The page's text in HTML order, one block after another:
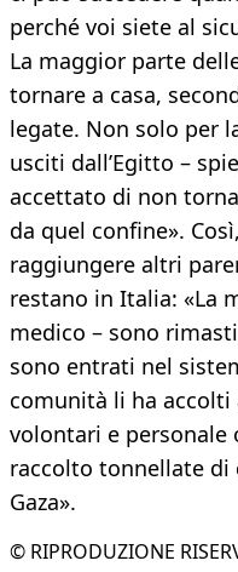
perché voi siete al
La maggior parte
tornare a casa,
legate. Non solo per
usciti dall’Egitto –
accettato di non
da quel confine».
raggiungere altri
restano in Italia: «La
medico – sono
sono entrati nel
comunità li ha
volontari e personale
raccolto tonnellate di
Gaza».
© RIPRODUZIONE